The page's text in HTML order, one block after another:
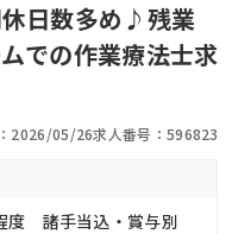
日数多め♪残業
での作業療法士求
2026/05/26求人番号：596823
度 諸手当込・賞与別